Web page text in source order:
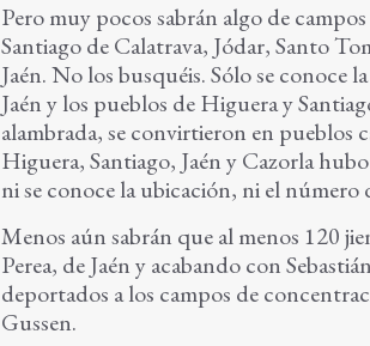
Pero muy pocos sabrán algo de
Santiago de Calatrava, Jódar, Santo
Jaén. No los busquéis. Sólo se
Jaén y los pueblos de Higuera y
alambrada, se convirtieron en pueblos
Higuera, Santiago, Jaén y Cazorla
ni se conoce la ubicación, ni el número
Menos aún sabrán que al menos 120
Perea, de Jaén y acabando con
deportados a los campos de
Gussen.